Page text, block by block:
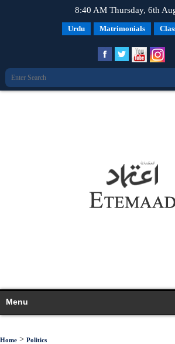
8:40 AM Thursday, 6th
Urdu Matrimonials
Menu
Home > Politics